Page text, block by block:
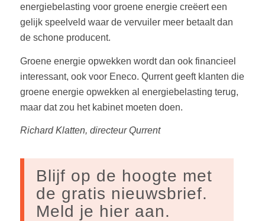
energiebelasting voor groene energie creëert een
gelijk speelveld waar de vervuiler meer betaalt dan
de schone producent.
Groene energie opwekken wordt dan ook financieel
interessant, ook voor Eneco. Qurrent geeft klanten die
groene energie opwekken al energiebelasting terug,
maar dat zou het kabinet moeten doen.
Richard Klatten, directeur Qurrent
Blijf op de hoogte met
de gratis nieuwsbrief.
Meld je hier aan.